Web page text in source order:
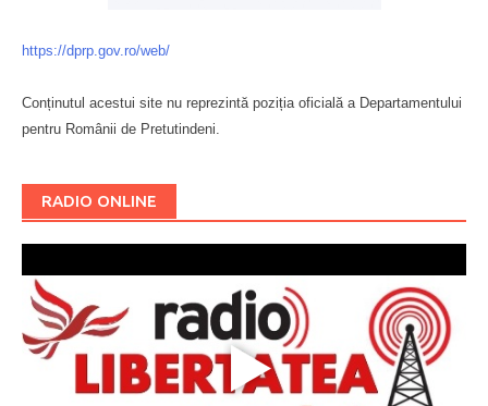
https://dprp.gov.ro/web/
Conținutul acestui site nu reprezintă poziția oficială a Departamentului
pentru Românii de Pretutindeni.
RADIO ONLINE